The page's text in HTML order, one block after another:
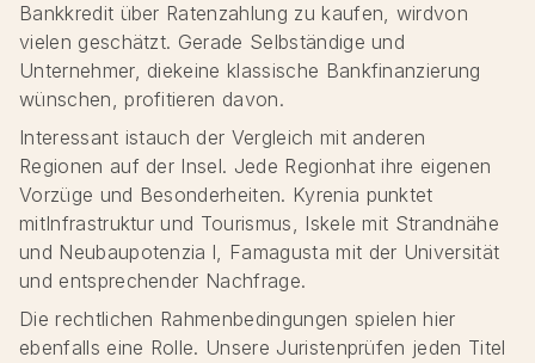
Bankkredit über Ratenzahlung zu kaufen, wirdvon
vielen geschätzt. Gerade Selbständige und
Unternehmer, diekeine klassische Bankfinanzierung
wünschen, profitieren davon.
Interessant istauch der Vergleich mit anderen
Regionen auf der Insel. Jede Regionhat ihre eigenen
Vorzüge und Besonderheiten. Kyrenia punktet
mitInfrastruktur und Tourismus, Iskele mit Strandnähe
und Neubaupotenzia l, Famagusta mit der Universität
und entsprechender Nachfrage.
Die rechtlichen Rahmenbedingungen spielen hier
ebenfalls eine Rolle. Unsere Juristenprüfen jeden Titel